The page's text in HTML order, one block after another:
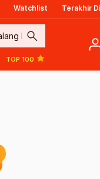
Watchlist Terakhir
search
TOP 100